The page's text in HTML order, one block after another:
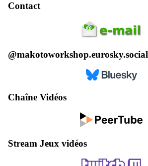
Contact
@makotoworkshop.eurosky.social
Chaîne Vidéos
Stream Jeux vidéos